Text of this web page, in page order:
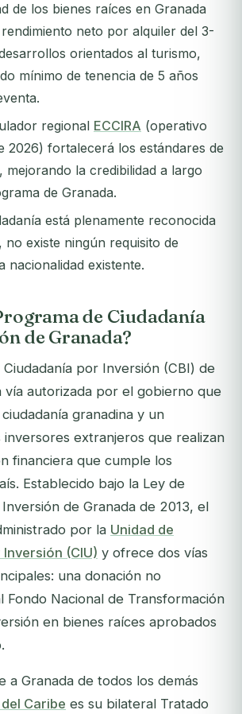
de los bienes raíces en Granada
neto por alquiler del 3-
orientados al turismo,
mínimo de tenencia de 5 años
regional ECCIRA (operativo
2026) fortalecerá los estándares de
mejorando la credibilidad a largo
de Granada.
está plenamente reconocida
no existe ningún requisito de
nacionalidad existente.
de Ciudadanía
de Granada?
por Inversión (CBI) de
vía autorizada por el gobierno que
granadina y un
inversores extranjeros que realizan
financiera que cumple los
Establecido bajo la Ley de
de Granada de 2013, el
por la Unidad de
(CIU) y ofrece dos vías
una donación no
Fondo Nacional de Transformación
en bienes raíces aprobados
a Granada de todos los demás
Caribe es su bilateral Tratado